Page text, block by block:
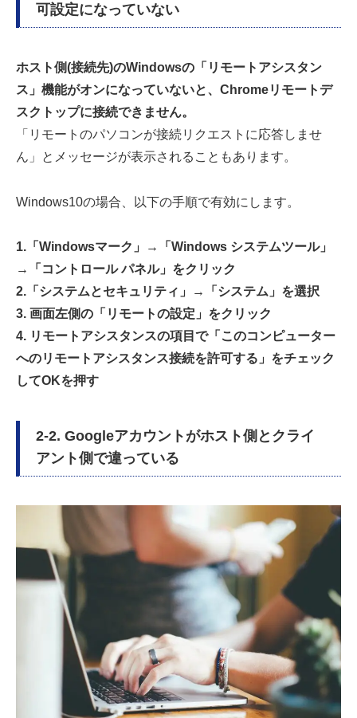
可設定になっていない
ホスト側(接続先)のWindowsの「リモートアシスタン
ス」機能がオンになっていないと、Chromeリモートデ
スクトップに接続できません。
「リモートのパソコンが接続リクエストに応答しませ
ん」とメッセージが表示されることもあります。
Windows10の場合、以下の手順で有効にします。
1.「Windowsマーク」→「Windows システムツール」
→「コントロール パネル」をクリック
2.「システムとセキュリティ」→「システム」を選択
3. 画面左側の「リモートの設定」をクリック
4. リモートアシスタンスの項目で「このコンピューター
へのリモートアシスタンス接続を許可する」をチェック
してOKを押す
2-2. Googleアカウントがホスト側とクライ
アント側で違っている